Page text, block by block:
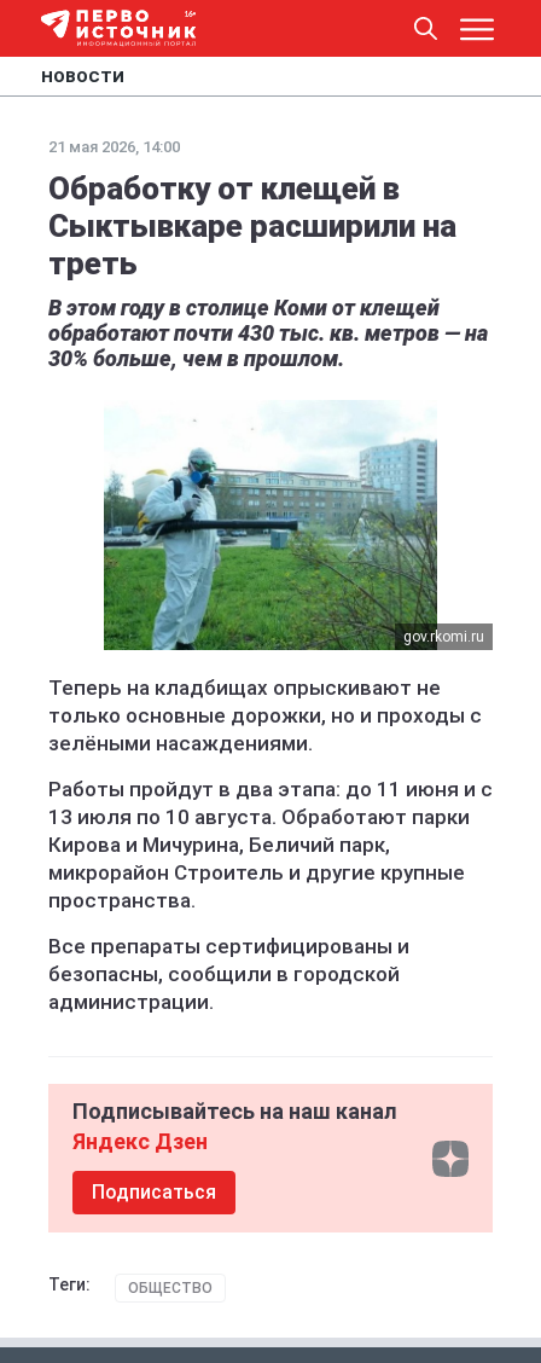
НОВОСТИ
21 мая 2026, 14:00
Обработку от клещей в
Сыктывкаре расширили на
треть
В этом году в столице Коми от клещей
обработают почти 430 тыс. кв. метров — на
30% больше, чем в прошлом.
gov.rkomi.ru
Теперь на кладбищах опрыскивают не
только основные дорожки, но и проходы с
зелёными насаждениями.
Работы пройдут в два этапа: до 11 июня и с
13 июля по 10 августа. Обработают парки
Кирова и Мичурина, Беличий парк,
микрорайон Строитель и другие крупные
пространства.
Все препараты сертифицированы и
безопасны, сообщили в городской
администрации.
Подписывайтесь на наш канал
Яндекс Дзен
Подписаться
Теги: ОБЩЕСТВО